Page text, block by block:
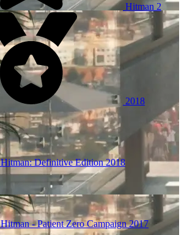
Hitman 2
2018
Hitman: Definitive Edition2018
Hitman - Patient Zero Campaign2017